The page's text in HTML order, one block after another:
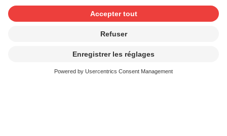
Contact et FAQ